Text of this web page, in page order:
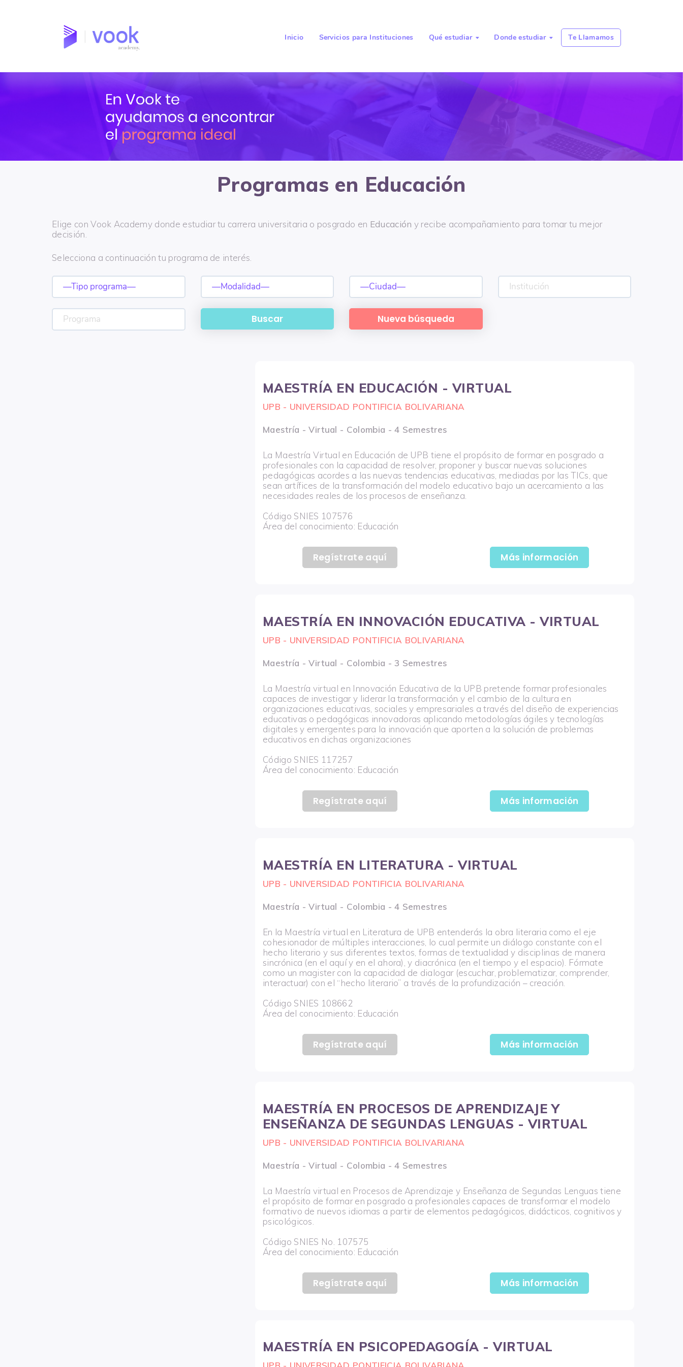
Inicio Servicios para Instituciones Qué estudiar  Donde estudiar  Te Llamamos
Programas en Educación
Elige con Vook Academy donde estudiar tu carrera universitaria o posgrado en Educación y recibe acompañamiento para tomar tu mejor
decisión.
Selecciona a continuación tu programa de interés.
MAESTRÍA EN EDUCACIÓN - VIRTUAL
UPB - UNIVERSIDAD PONTIFICIA BOLIVARIANA
Maestría - Virtual - Colombia - 4 Semestres
La Maestría Virtual en Educación de UPB tiene el propósito de formar en posgrado a
profesionales con la capacidad de resolver, proponer y buscar nuevas soluciones
pedagógicas acordes a las nuevas tendencias educativas, mediadas por las TICs, que
sean artífices de la transformación del modelo educativo bajo un acercamiento a las
necesidades reales de los procesos de enseñanza.
Código SNIES 107576
Área del conocimiento: Educación
Regístrate aquí Más información
MAESTRÍA EN INNOVACIÓN EDUCATIVA - VIRTUAL
UPB - UNIVERSIDAD PONTIFICIA BOLIVARIANA
Maestría - Virtual - Colombia - 3 Semestres
La Maestría virtual en Innovación Educativa de la UPB pretende formar profesionales
capaces de investigar y liderar la transformación y el cambio de la cultura en
organizaciones educativas, sociales y empresariales a través del diseño de experiencias
educativas o pedagógicas innovadoras aplicando metodologías ágiles y tecnologías
digitales y emergentes para la innovación que aporten a la solución de problemas
educativos en dichas organizaciones
Código SNIES 117257
Área del conocimiento: Educación
Regístrate aquí Más información
MAESTRÍA EN LITERATURA - VIRTUAL
UPB - UNIVERSIDAD PONTIFICIA BOLIVARIANA
Maestría - Virtual - Colombia - 4 Semestres
En la Maestría virtual en Literatura de UPB entenderás la obra literaria como el eje
cohesionador de múltiples interacciones, lo cual permite un diálogo constante con el
hecho literario y sus diferentes textos, formas de textualidad y disciplinas de manera
sincrónica (en el aquí y en el ahora), y diacrónica (en el tiempo y el espacio). Fórmate
como un magister con la capacidad de dialogar (escuchar, problematizar, comprender,
interactuar) con el “hecho literario” a través de la profundización – creación.
Código SNIES 108662
Área del conocimiento: Educación
Regístrate aquí Más información
MAESTRÍA EN PROCESOS DE APRENDIZAJE Y
ENSEÑANZA DE SEGUNDAS LENGUAS - VIRTUAL
UPB - UNIVERSIDAD PONTIFICIA BOLIVARIANA
Maestría - Virtual - Colombia - 4 Semestres
La Maestría virtual en Procesos de Aprendizaje y Enseñanza de Segundas Lenguas tiene
el propósito de formar en posgrado a profesionales capaces de transformar el modelo
formativo de nuevos idiomas a partir de elementos pedagógicos, didácticos, cognitivos y
psicológicos.
Código SNIES No. 107575
Área del conocimiento: Educación
Regístrate aquí Más información
MAESTRÍA EN PSICOPEDAGOGÍA - VIRTUAL